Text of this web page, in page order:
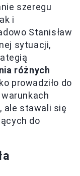
szeregu
i
Stanisław
sytuacji,
różnych
prowadziło do
ale stawali się
do